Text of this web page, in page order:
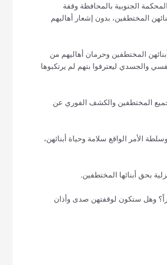
الجنوبية بالمحافظة وقفة
المختطفين، بدون إشعار أهاليهم
المختطفين وحرمان أهاليهم من
والجسدي ليعترفوا بتهم لم يرتكبوها
جميع المختطفين والكشف الفوري عن
الأمر الواقع سلامة وحياة أبنائهن،
بحق أبنائها المختطفين.
وهل ستكون لوقفتهن صدى وأذان